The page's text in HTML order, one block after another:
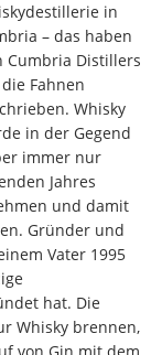
in
– das haben
Cumbria Distillers
Fahnen
Whisky
in der Gegend
immer nur
Jahres
und damit
Gründer und
Vater 1995
hat. Die
Whisky brennen,